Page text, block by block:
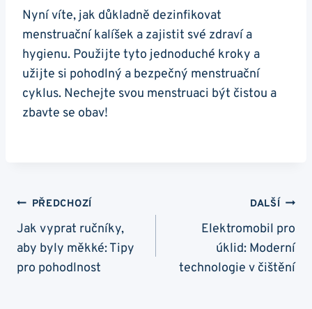
Nyní víte, jak důkladně dezinfikovat
menstruační kalíšek a zajistit své zdraví a
hygienu. Použijte tyto jednoduché kroky a
užijte si pohodlný a bezpečný menstruační
cyklus. Nechejte svou menstruaci být čistou a
zbavte se obav!
Navigace
Pro
Příspěvek
PŘEDCHOZÍ
Jak vyprat ručníky,
aby byly měkké: Tipy
pro pohodlnost
DALŠÍ
Elektromobil pro
úklid: Moderní
technologie v čištění